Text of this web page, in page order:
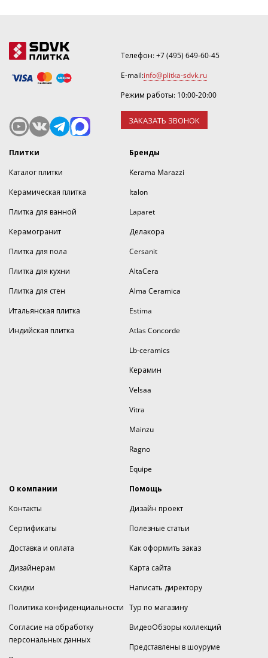
Телефон:+7 (495) 649-60-45
E-mail:info@plitka-sdvk.ru
Режим работы: 10:00-20:00
ЗАКАЗАТЬ ЗВОНОК
Плитки
Каталог плитки
Керамическая плитка
Плитка для ванной
Керамогранит
Плитка для пола
Плитка для кухни
Плитка для стен
Итальянская плитка
Индийская плитка
Бренды
Kerama Marazzi
Italon
Laparet
Делакора
Cersanit
AltaCera
Alma Ceramica
Estima
Atlas Concorde
Lb-ceramics
Керамин
Velsaa
Vitra
Mainzu
Ragno
Equipe
О компании
Контакты
Сертификаты
Доставка и оплата
Дизайнерам
Скидки
Политика конфиденциальности
Согласие на обработку
персональных данных
Помощь
Дизайн проект
Полезные статьи
Как оформить заказ
Карта сайта
Написать директору
Тур по магазину
ВидеоОбзоры коллекций
Представлены в шоуруме